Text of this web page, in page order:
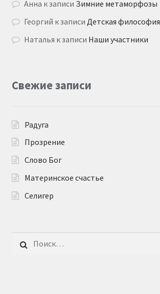
Анна к записи Зимние метаморфозы
Георгий к записиДетская философия
Наталья к записи Наши участники
Свежие записи
Радуга
Прозрение
Слово Бог
Материнское счастье
Селигер
Найти: